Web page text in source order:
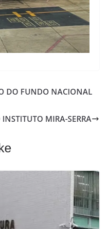
DO FUNDO NACIONAL
MIRA-SERRA